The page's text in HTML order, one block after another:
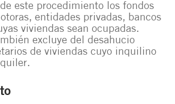
este procedimiento los fondos
entidades privadas, bancos
viviendas sean ocupadas.
excluye del desahucio
de viviendas cuyo inquilino